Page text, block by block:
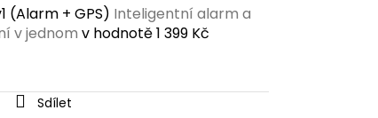
(Alarm + GPS) Inteligentní alarm a
v jednom v hodnotě 1 399 Kč
Sdílet